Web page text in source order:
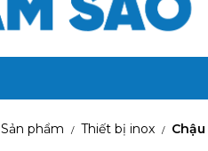
Sản phẩm / Thiết bị inox /